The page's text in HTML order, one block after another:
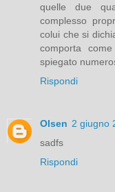
quelle due
complesso
colui che si
comporta
spiegato
Rispondi
Olsen 2 giugno
sadfs
Rispondi